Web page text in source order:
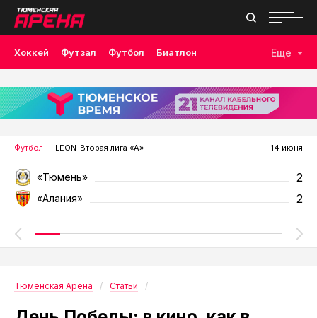
Хоккей Футзал Футбол Биатлон
Лыжные гонки Волейбол Плавание Дзюдо
Скалолазание Велоспорт Бокс
Еще
Футбол — LEON-Вторая лига «А» 14 июня
«Тюмень» 2
«Алания» 2
Тюменская Арена Статьи